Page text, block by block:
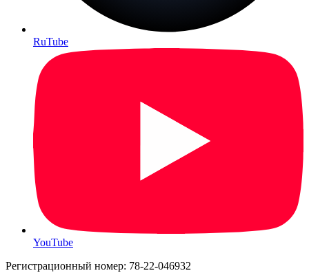
RuTube
YouTube
Регистрационный номер: 78-22-046932